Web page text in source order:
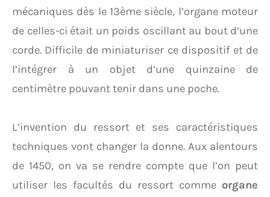
mécaniques dès le 13ème siècle, l’organe moteur
de celles-ci était un poids oscillant au bout d’une
corde. Difficile de miniaturiser ce dispositif et de
l’intégrer à un objet d’une quinzaine de
centimètre pouvant tenir dans une poche.
L’invention du ressort et ses caractéristiques
techniques vont changer la donne. Aux alentours
de 1450, on va se rendre compte que l’on peut
utiliser les facultés du ressort comme organe